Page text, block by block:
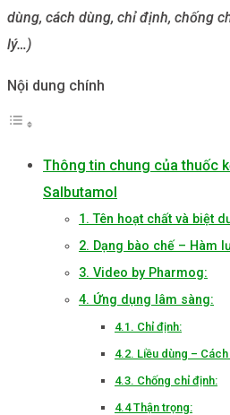
dùng, cách dùng, chỉ định, chống
lý…)
Nội dung chính
Thông tin chung của thuốc
Salbutamol
1. Tên hoạt chất và biệt
2. Dạng bào chế – Hàm
3. Video by Pharmog:
4. Ứng dụng lâm sàng:
4.1. Chỉ định:
4.2. Liều dùng –
4.3. Chống chỉ định:
4.4 Thận trọng: